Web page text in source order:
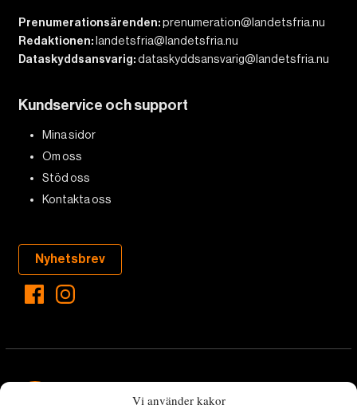
Vi använder kakor
Prenumerationsärenden:prenumeration@landetsfria.nu
Redaktionen: landetsfria@landetsfria.nu
Dataskyddsansvarig:dataskyddsansvarig@landetsfria.nu
Kundservice och support
Mina sidor
Om oss
Stöd oss
Kontakta oss
Nyhetsbrev